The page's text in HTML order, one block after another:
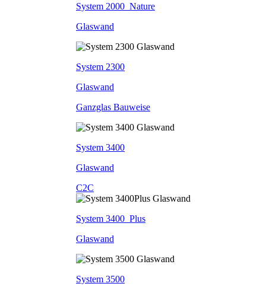
System 2000_Nature
Glaswand
System 2300
Glaswand
Ganzglas Bauweise
System 3400
Glaswand
C2C
System 3400_Plus
Glaswand
System 3500